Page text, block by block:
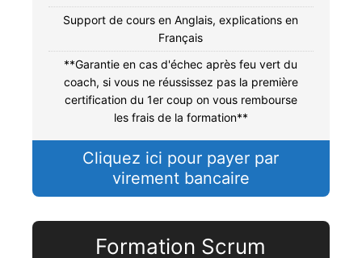
Support de cours en Anglais, explications en
Français
**Garantie en cas d'échec après feu vert du
coach, si vous ne réussissez pas la première
certification du 1er coup on vous rembourse
les frais de la formation**
Cliquez ici pour payer par
virement bancaire
Formation Scrum